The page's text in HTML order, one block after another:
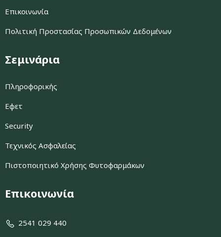
Επικοινωνία
Πολιτική Προστασίας Προσωπικών Δεδομένων
Σεμινάρια
Πληροφορικής
Εφετ
Security
Τεχνικός Ασφαλείας
Πιστοποιητικό Χρήσης Φυτοφαρμάκων
Επικοινωνία
2541 029 440